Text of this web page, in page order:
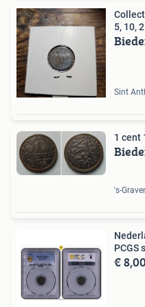
5, 10,
Sint
1 cent
's-
PCGS
€ 8,00